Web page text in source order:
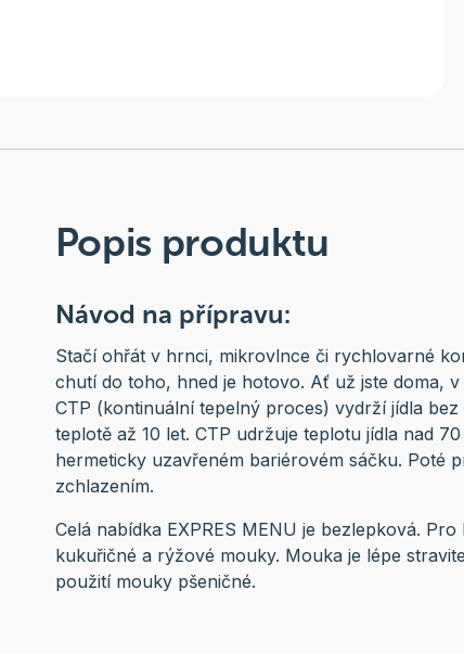
Popis produktu
Návod na přípravu:
Stačí ohřát v hrnci, mikrovlnce či rychlovarné
chutí do toho, hned je hotovo. Ať už jste doma,
CTP (kontinuální tepelný proces) vydrží jídla
teplotě až 10 let. CTP udržuje teplotu jídla nad
hermeticky uzavřeném bariérovém sáčku. Poté
zchlazením.
Celá nabídka EXPRES MENU je bezlepková.
kukuřičné a rýžové mouky. Mouka je lépe
použití mouky pšeničné.